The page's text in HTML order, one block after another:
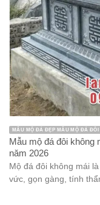
MẪU MỘ ĐÁ ĐẸP MẪU MỘ ĐÁ
Mẫu mộ đá đôi không
năm 2026
Mộ đá đôi không mái
vức, gọn gàng, tính